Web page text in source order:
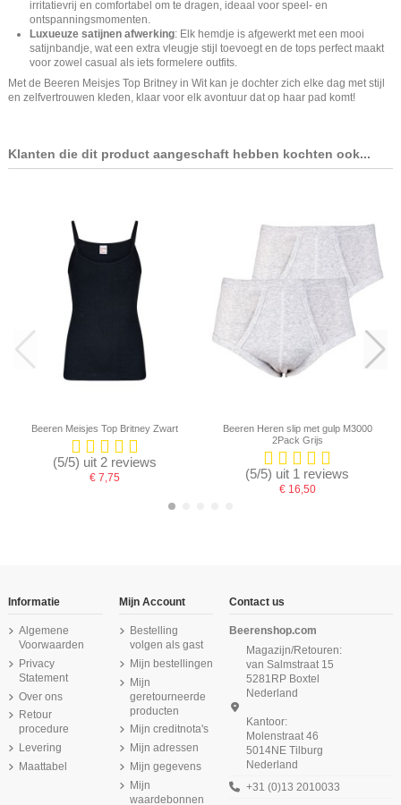
irritatievrij en comfortabel om te dragen, ideaal voor speel- en
ontspanningsmomenten.
Luxueuze satijnen afwerking: Elk hemdje is afgewerkt met een mooi
satijnbandje, wat een extra vleugje stijl toevoegt en de tops perfect maakt
voor zowel casual als iets formelere outfits.
Met de Beeren Meisjes Top Britney in Wit kan je dochter zich elke dag met stijl
en zelfvertrouwen kleden, klaar voor elk avontuur dat op haar pad komt!
Klanten die dit product aangeschaft hebben kochten ook...
Beeren Meisjes Top Britney Zwart
(5/5) uit 2 reviews
€ 7,75
Beeren Heren slip met gulp M3000
2Pack Grijs
(5/5) uit 1 reviews
€ 16,50
Beeren Meisjes slip Britney 2Pack
Niet op voorraad
Beeren Meisjes boxershort Comfort
Feeling 6Pack Zwart
Beeren Meisjes Mix&Match boxers
Mint/Turqouise 2Pack
Beeren Meisjes boxershort Comfort
Feeling 2Pack Roze
Beeren Dames slip Maxi Comfort
Feeling 2Pack Wit
Beeren Meisjes slip Comfort Feeling
2Pack Zwart
Beeren Meisjes Top Natasja (zachte
micro stof) 6Pack Zwart
€ 52,50
Beeren Heren singlet Comfort
Feeling Wit
Informatie
Algemene
Voorwaarden
Privacy
Statement
Over ons
Retour
procedure
Levering
Maattabel
Mijn Account
Bestelling
volgen als gast
Mijn bestellingen
Mijn
geretourneerde
producten
Mijn creditnota's
Mijn adressen
Mijn gegevens
Mijn
waardebonnen
Contact us
Beerenshop.com
Magazijn/Retouren:
van Salmstraat 15
5281RP Boxtel
Nederland
Kantoor:
Molenstraat 46
5014NE Tilburg
Nederland
+31 (0)13 2010033